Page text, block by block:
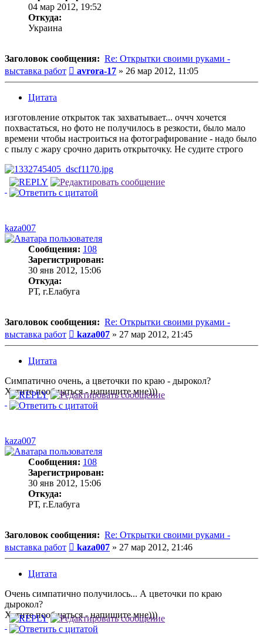
04 мар 2012, 19:52
Откуда:
Украина
Заголовок сообщения: Re: Открытки своими руками -
выставка работ
Сообщение
avrora-17 » 26 мар 2012, 11:05
Цитата
изготовление открыток так захватывает... оччч хочется
похвастаться, но фото не получилось в резкости, было мало
времени чтобы настроиться на фотографирование - надо было
с пылу с жару срочно дарить открыточку. Не судите строго
kaza007
Сообщения: 108
Зарегистрирован:
30 янв 2012, 15:06
Откуда:
РТ, г.Елабуга
Заголовок сообщения: Re: Открытки своими руками -
выставка работ
Сообщение
kaza007 » 27 мар 2012, 21:45
Цитата
Симпатично очень, а цветочки по краю - дырокол?
Хотите пообщаться - напишите мне)))
kaza007
Сообщения: 108
Зарегистрирован:
30 янв 2012, 15:06
Откуда:
РТ, г.Елабуга
Заголовок сообщения: Re: Открытки своими руками -
выставка работ
Сообщение
kaza007 » 27 мар 2012, 21:46
Цитата
Очень симпатично получилось... А цветочки по краю
дырокол?
Хотите пообщаться - напишите мне)))